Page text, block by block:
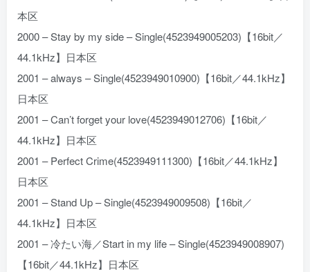
本区
2000 – Stay by my side – Single(4523949005203)【16bit／
44.1kHz】日本区
2001 – always – Single(4523949010900)【16bit／44.1kHz】
日本区
2001 – Can’t forget your love(4523949012706)【16bit／
44.1kHz】日本区
2001 – Perfect Crime(4523949111300)【16bit／44.1kHz】
日本区
2001 – Stand Up – Single(4523949009508)【16bit／
44.1kHz】日本区
2001 – 冷たい海／Start in my life – Single(4523949008907)
【16bit／44.1kHz】日本区